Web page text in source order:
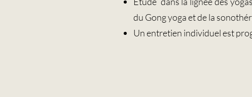
du Gong yoga et de la
Un entretien individuel est